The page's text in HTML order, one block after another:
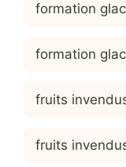
formation
formation
fruits
fruits